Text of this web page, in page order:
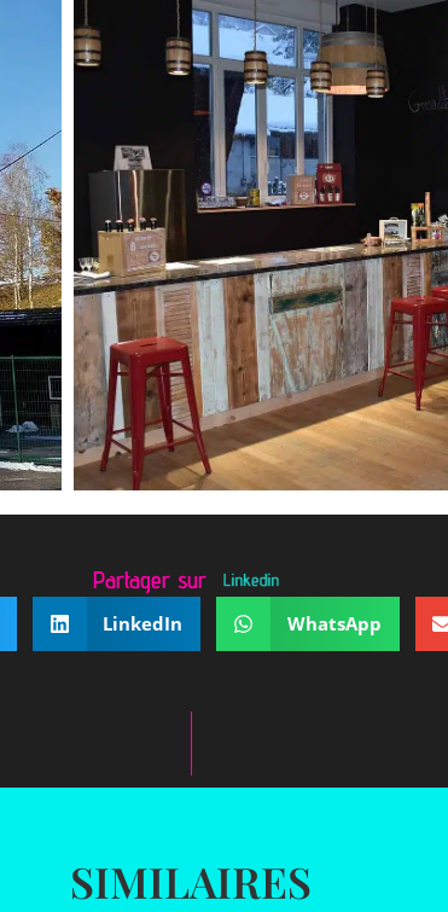
Partager sur Linkedin
LinkedIn WhatsApp
SIMILAIRES